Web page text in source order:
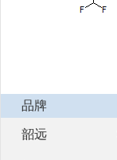
品牌
韶远